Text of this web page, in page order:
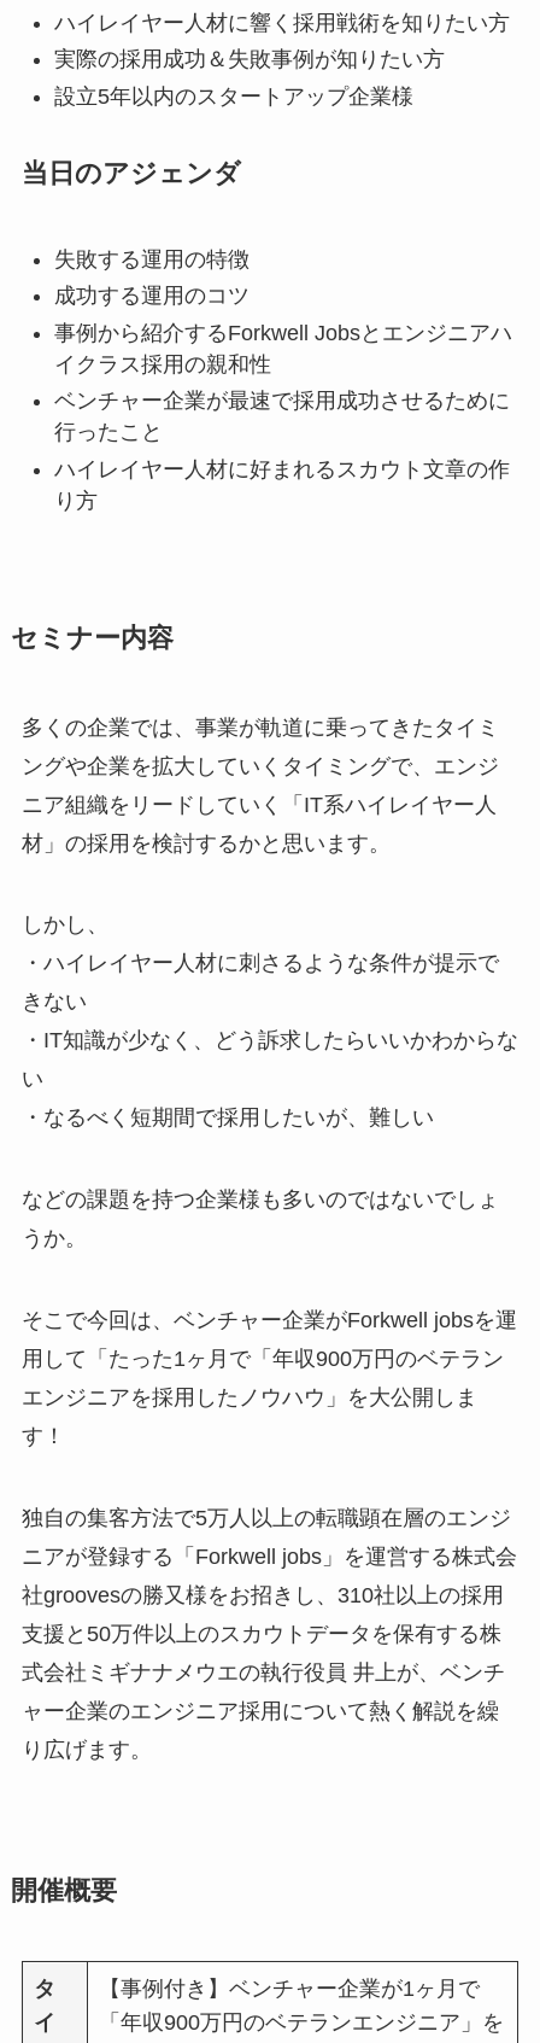
ハイレイヤー人材に響く採用戦術を知りたい方
実際の採用成功＆失敗事例が知りたい方
設立5年以内のスタートアップ企業様
当日のアジェンダ
失敗する運用の特徴
成功する運用のコツ
事例から紹介するForkwell Jobsとエンジニアハ
イクラス採用の親和性
ベンチャー企業が最速で採用成功させるために
行ったこと
ハイレイヤー人材に好まれるスカウト文章の作
り方
セミナー内容
多くの企業では、事業が軌道に乗ってきたタイミ
ングや企業を拡大していくタイミングで、エンジ
ニア組織をリードしていく「IT系ハイレイヤー人
材」の採用を検討するかと思います。
しかし、
・ハイレイヤー人材に刺さるような条件が提示で
きない
・IT知識が少なく、どう訴求したらいいかわからな
い
・なるべく短期間で採用したいが、難しい
などの課題を持つ企業様も多いのではないでしょ
うか。
そこで今回は、ベンチャー企業がForkwell jobsを運
用して「たった1ヶ月で「年収900万円のベテラン
エンジニアを採用したノウハウ」を大公開しま
す！
独自の集客方法で5万人以上の転職顕在層のエンジ
ニアが登録する「Forkwell jobs」を運営する株式会
社groovesの勝又様をお招きし、310社以上の採用
支援と50万件以上のスカウトデータを保有する株
式会社ミギナナメウエの執行役員 井上が、ベンチ
ャー企業のエンジニア採用について熱く解説を繰
り広げます。
開催概要
タ
イ
【事例付き】ベンチャー企業が1ヶ月で
「年収900万円のベテランエンジニア」を